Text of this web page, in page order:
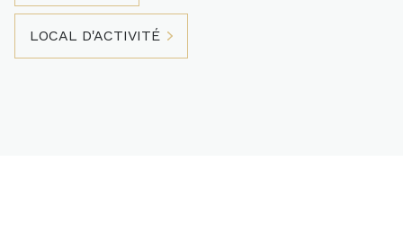
LOCAL D'ACTIVITÉ